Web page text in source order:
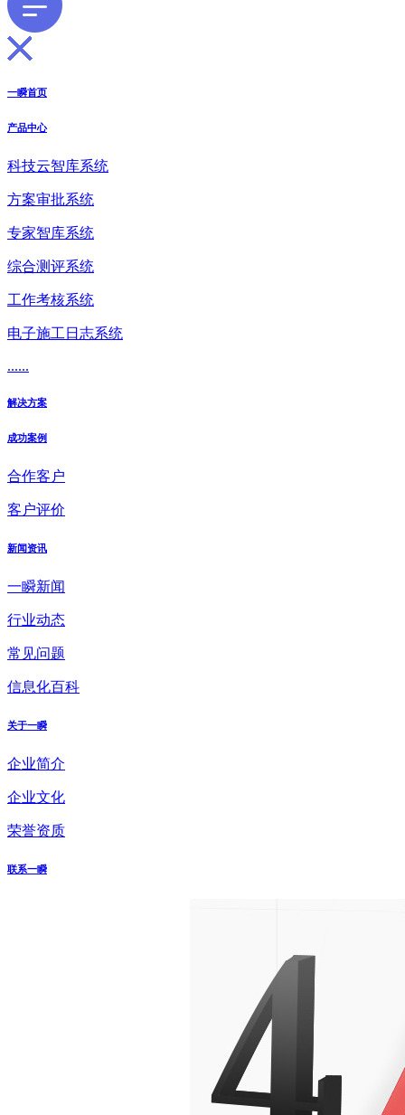
一瞬首页
产品中心
科技云智库系统
方案审批系统
专家智库系统
综合测评系统
工作考核系统
电子施工日志系统
......
解决方案
成功案例
合作客户
客户评价
新闻资讯
一瞬新闻
行业动态
常见问题
信息化百科
关于一瞬
企业简介
企业文化
荣誉资质
联系一瞬